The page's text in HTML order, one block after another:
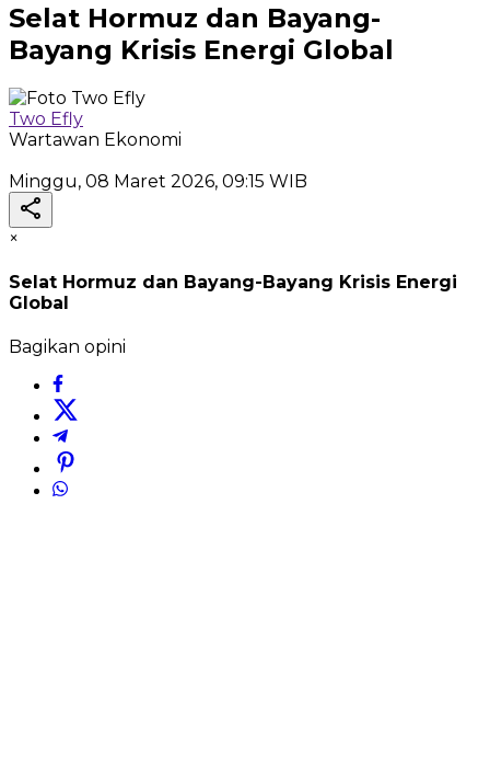
Selat Hormuz dan Bayang-
Bayang Krisis Energi Global
Two Efly
Wartawan Ekonomi
Minggu, 08 Maret 2026, 09:15 WIB
×
Selat Hormuz dan Bayang-Bayang Krisis Energi
Global
Bagikan opini